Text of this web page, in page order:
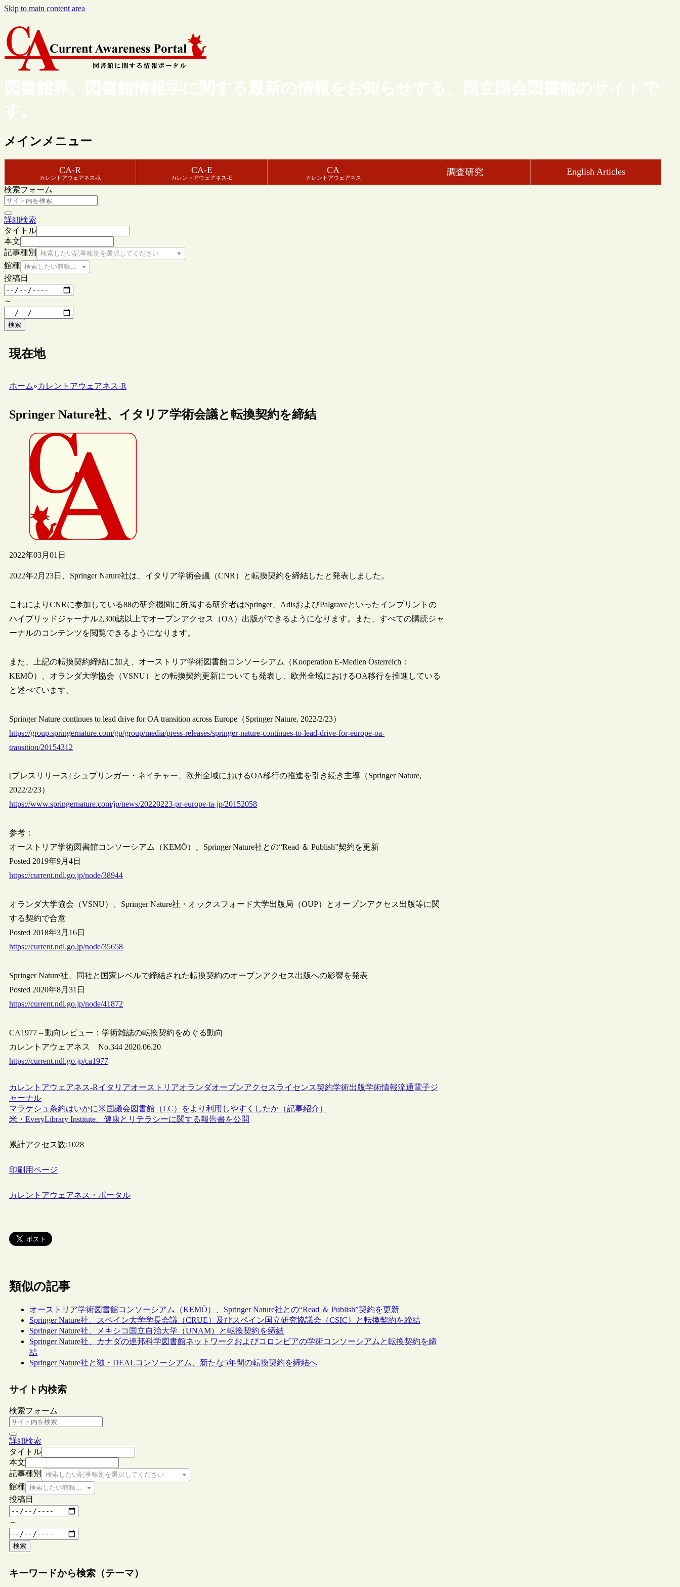
Skip to main content area
図書館界、図書館情報学に関する最新の情報をお知らせする、国立国会図書館のサイトで
す。
メインメニュー
CA-R
カレントアウェアネス-R
CA-E
カレントアウェアネス-E
CA
カレントアウェアネス
調査研究 English Articles
検索フォーム
詳細検索
タイトル
本文
記事種別
検索したい記事種別を選択してください
館種 検索したい館種を選択してください
投稿日
～
検索
現在地
ホーム»カレントアウェアネス-R
Springer Nature社、イタリア学術会議と転換契約を締結
2022年03月01日
2022年2月23日、Springer Nature社は、イタリア学術会議（CNR）と転換契約を締結したと発表しました。
これによりCNRに参加している88の研究機関に所属する研究者はSpringer、AdisおよびPalgraveといったインプリントの
ハイブリッドジャーナル2,300誌以上でオープンアクセス（OA）出版ができるようになります。また、すべての購読ジャ
ーナルのコンテンツを閲覧できるようになります。
また、上記の転換契約締結に加え、オーストリア学術図書館コンソーシアム（Kooperation E-Medien Österreich：
KEMÖ）、オランダ大学協会（VSNU）との転換契約更新についても発表し、欧州全域におけるOA移行を推進している
と述べています。
Springer Nature continues to lead drive for OA transition across Europe（Springer Nature, 2022/2/23）
https://group.springernature.com/gp/group/media/press-releases/springer-nature-continues-to-lead-drive-for-europe-oa-
transition/20154312
[プレスリリース] シュプリンガー・ネイチャー、欧州全域におけるOA移行の推進を引き続き主導（Springer Nature,
2022/2/23）
https://www.springernature.com/jp/news/20220223-pr-europe-ta-jp/20152058
参考：
オーストリア学術図書館コンソーシアム（KEMÖ）、Springer Nature社との“Read ＆ Publish”契約を更新
Posted 2019年9月4日
https://current.ndl.go.jp/node/38944
オランダ大学協会（VSNU）、Springer Nature社・オックスフォード大学出版局（OUP）とオープンアクセス出版等に関
する契約で合意
Posted 2018年3月16日
https://current.ndl.go.jp/node/35658
Springer Nature社、同社と国家レベルで締結された転換契約のオープンアクセス出版への影響を発表
Posted 2020年8月31日
https://current.ndl.go.jp/node/41872
CA1977 – 動向レビュー：学術雑誌の転換契約をめぐる動向
カレントアウェアネス No.344 2020.06.20
https://current.ndl.go.jp/ca1977
カレントアウェアネス-Rイタリアオーストリアオランダオープンアクセスライセンス契約学術出版学術情報流通電子ジ
ャーナル
マラケシュ条約はいかに米国議会図書館（LC）をより利用しやすくしたか（記事紹介）
米・EveryLibrary Institute、健康とリテラシーに関する報告書を公開
累計アクセス数:1028
印刷用ページ
カレントアウェアネス・ポータル
類似の記事
オーストリア学術図書館コンソーシアム（KEMÖ）、Springer Nature社との“Read ＆ Publish”契約を更新
Springer Nature社、スペイン大学学長会議（CRUE）及びスペイン国立研究協議会（CSIC）と転換契約を締結
Springer Nature社、メキシコ国立自治大学（UNAM）と転換契約を締結
Springer Nature社、カナダの連邦科学図書館ネットワークおよびコロンビアの学術コンソーシアムと転換契約を締
結
Springer Nature社と独・DEALコンソーシアム、新たな5年間の転換契約を締結へ
サイト内検索
検索フォーム
詳細検索
タイトル
本文
記事種別
検索したい記事種別を選択してください
館種 検索したい館種を選択してください
投稿日
～
検索
キーワードから検索（テーマ）